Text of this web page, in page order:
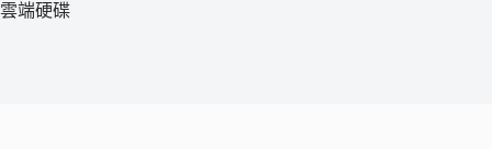
雲端硬碟